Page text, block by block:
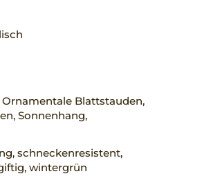
Blattstauden,
Sonnenhang,
schneckenresistent,
wintergrün